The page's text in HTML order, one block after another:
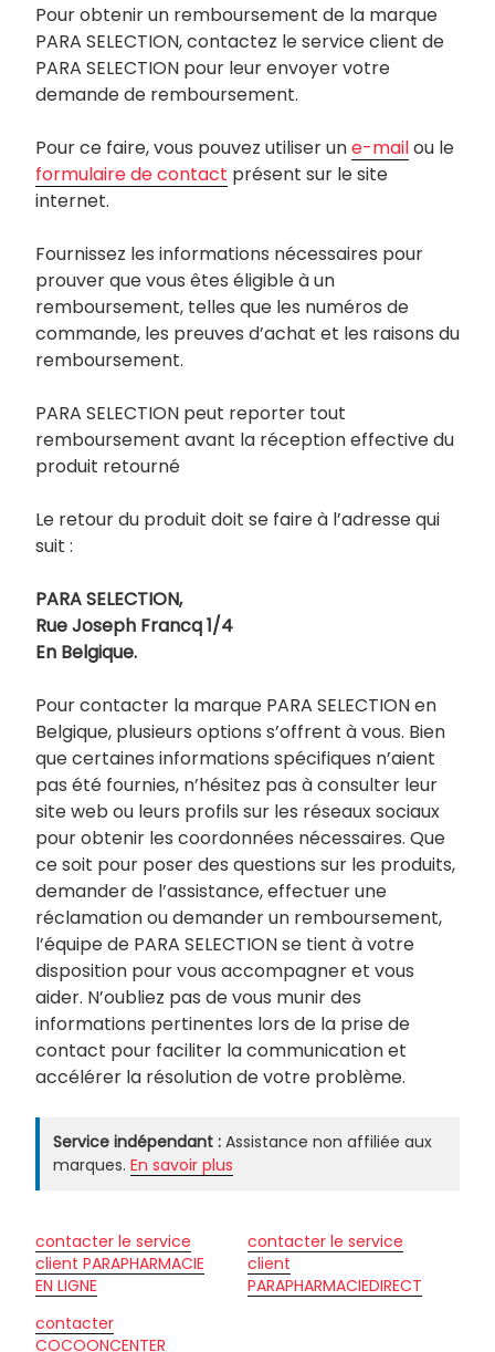
Pour obtenir un remboursement de la marque
PARA SELECTION, contactez le service client de
PARA SELECTION pour leur envoyer votre
demande de remboursement.
Pour ce faire, vous pouvez utiliser une-mailou le
formulaire de contact présent sur le site
internet.
Fournissez les informations nécessaires pour
prouver que vous êtes éligible à un
remboursement, telles que les numéros de
commande, les preuves d’achat et les raisons du
remboursement.
PARA SELECTION peut reporter tout
remboursement avant la réception effective du
produit retourné
Le retour du produit doit se faire à l’adresse qui
suit :
PARA SELECTION,
Rue Joseph Francq 1/4
En Belgique.
Pour contacter la marque PARA SELECTION en
Belgique, plusieurs options s’offrent à vous. Bien
que certaines informations spécifiques n’aient
pas été fournies, n’hésitez pas à consulter leur
site web ou leurs profils sur les réseaux sociaux
pour obtenir les coordonnées nécessaires. Que
ce soit pour poser des questions sur les produits,
demander de l’assistance, effectuer une
réclamation ou demander un remboursement,
l’équipe de PARA SELECTION se tient à votre
disposition pour vous accompagner et vous
aider. N’oubliez pas de vous munir des
informations pertinentes lors de la prise de
contact pour faciliter la communication et
accélérer la résolution de votre problème.
Service indépendant : Assistance non affiliée aux
marques. En savoir plus
contacter le service
client PARAPHARMACIE
EN LIGNE
contacter le service
client
PARAPHARMACIEDIRECT
contacter
COCOONCENTER